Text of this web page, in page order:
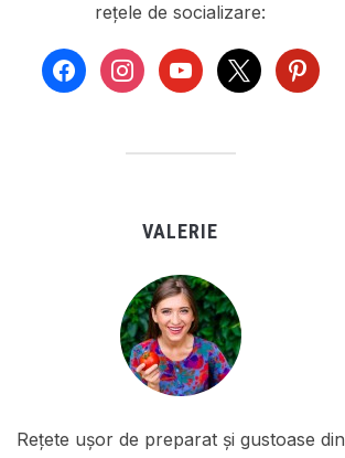
rețele de socializare:
facebookinstagramyoutube
x pinterest
VALERIE
Rețete ușor de preparat și gustoase din